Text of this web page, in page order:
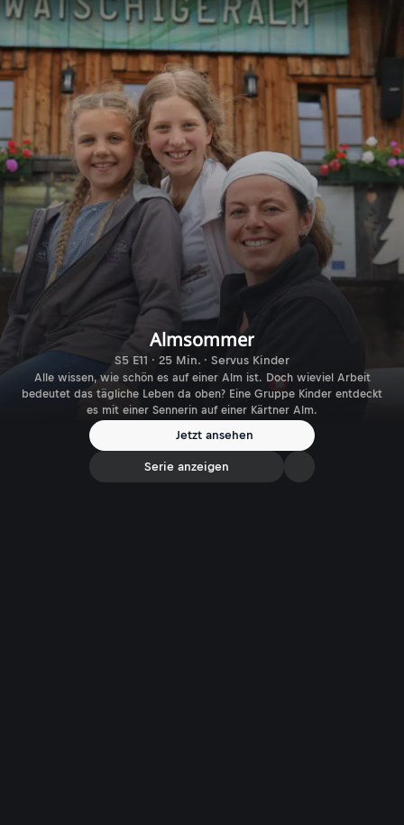
Almsommer
S5 E11 · 25 Min. · Servus Kinder
Alle wissen, wie schön es auf einer Alm ist. Doch wieviel Arbeit
bedeutet das tägliche Leben da oben? Eine Gruppe Kinder entdeckt
es mit einer Sennerin auf einer Kärtner Alm.
Jetzt ansehen
Serie anzeigen